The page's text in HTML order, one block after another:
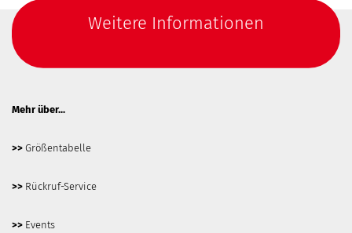
Weitere Informationen
Mehr über...
>> Größentabelle
>> Rückruf-Service
>> Events